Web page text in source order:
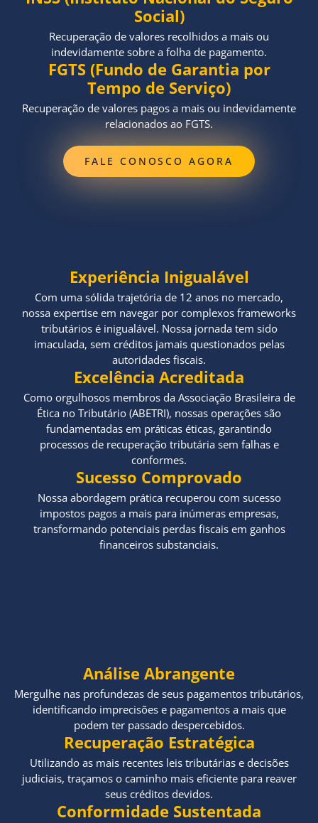
Social)
Recuperação de valores recolhidos a mais ou
indevidamente sobre a folha de pagamento.
FGTS (Fundo de Garantia por
Tempo de Serviço)
Recuperação de valores pagos a mais ou indevidamente
relacionados ao FGTS.
FALE CONOSCO AGORA
Experiência Inigualável
Com uma sólida trajetória de 12 anos no mercado,
nossa expertise em navegar por complexos frameworks
tributários é inigualável. Nossa jornada tem sido
imaculada, sem créditos jamais questionados pelas
autoridades fiscais.
Excelência Acreditada
Como orgulhosos membros da Associação Brasileira de
Ética no Tributário (ABETRI), nossas operações são
fundamentadas em práticas éticas, garantindo
processos de recuperação tributária sem falhas e
conformes.
Sucesso Comprovado
Nossa abordagem prática recuperou com sucesso
impostos pagos a mais para inúmeras empresas,
transformando potenciais perdas fiscais em ganhos
financeiros substanciais.
Análise Abrangente
Mergulhe nas profundezas de seus pagamentos tributários,
identificando imprecisões e pagamentos a mais que
podem ter passado despercebidos.
Recuperação Estratégica
Utilizando as mais recentes leis tributárias e decisões
judiciais, traçamos o caminho mais eficiente para reaver
seus créditos devidos.
Conformidade Sustentada